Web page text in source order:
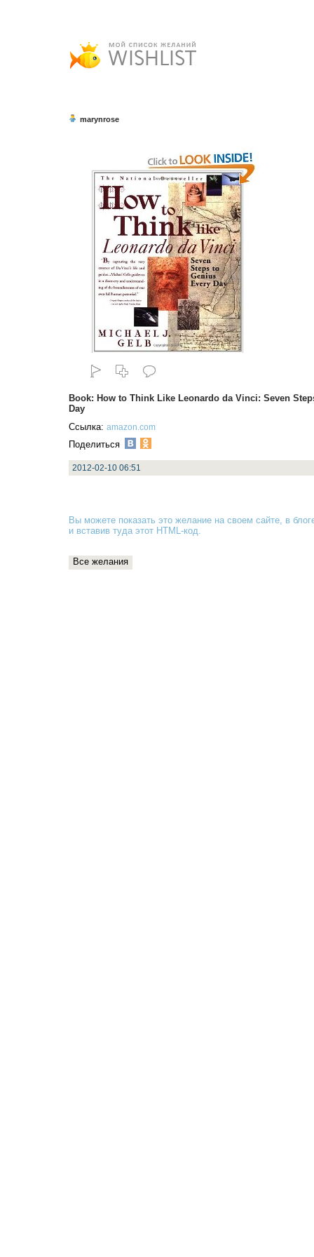
marynrose
Book: How to Think Like Leonardo da Vinci: Seven
Day
Ссылка: amazon.com
Поделиться
2012-02-10 06:51
Вы можете показать это желание на своем сайте, в
и вставив туда этот HTML-код.
Все желания